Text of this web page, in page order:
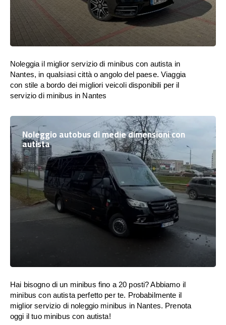
Noleggia il miglior servizio di minibus con autista in
Nantes, in qualsiasi città o angolo del paese. Viaggia
con stile a bordo dei migliori veicoli disponibili per il
servizio di minibus in Nantes
Noleggio autobus di medie dimensioni con
autista
Hai bisogno di un minibus fino a 20 posti? Abbiamo il
minibus con autista perfetto per te. Probabilmente il
miglior servizio di noleggio minibus in Nantes. Prenota
oggi il tuo minibus con autista!